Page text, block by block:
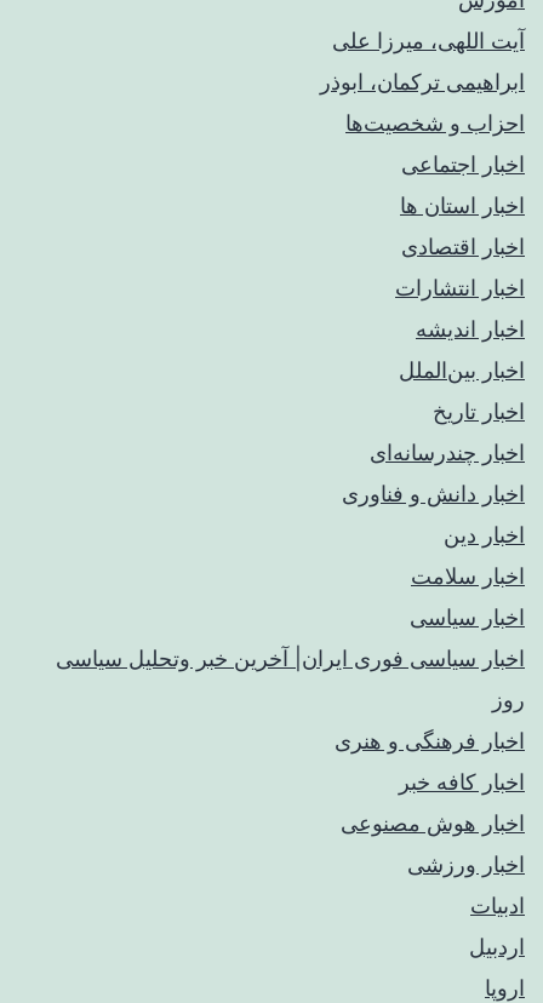
آیت اللهی، میرزا علی
ابراهیمی ترکمان، ابوذر
احزاب و شخصیت‌ها
اخبار اجتماعی
اخبار استان ها
اخبار اقتصادی
اخبار انتشارات
اخبار اندیشه
اخبار بین‌الملل
اخبار تاریخ
اخبار چندرسانه‌ای
اخبار دانش و فناوری
اخبار دین
اخبار سلامت
اخبار سیاسی
اخبار سیاسی فوری ایران| آخرین خبر وتحلیل سیاسی
روز
اخبار فرهنگی و هنری
اخبار کافه خبر
اخبار هوش مصنوعی
اخبار ورزشی
ادبیات
اردبیل
اروپا